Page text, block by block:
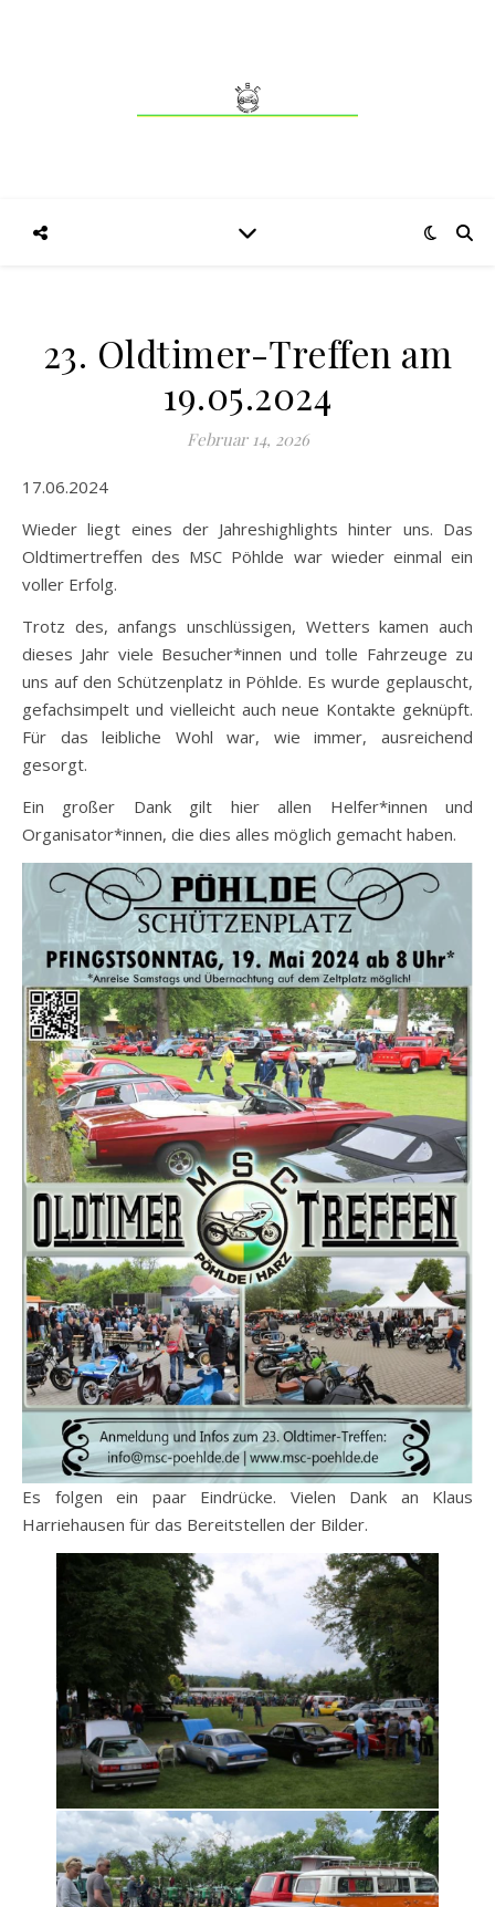
23. Oldtimer-Treffen am
19.05.2024
Februar 14, 2026
17.06.2024
Wieder liegt eines der Jahreshighlights hinter uns. Das
Oldtimertreffen des MSC Pöhlde war wieder einmal ein
voller Erfolg.
Trotz des, anfangs unschlüssigen, Wetters kamen auch
dieses Jahr viele Besucher*innen und tolle Fahrzeuge zu
uns auf den Schützenplatz in Pöhlde. Es wurde geplauscht,
gefachsimpelt und vielleicht auch neue Kontakte geknüpft.
Für das leibliche Wohl war, wie immer, ausreichend
gesorgt.
Ein großer Dank gilt hier allen Helfer*innen und
Organisator*innen, die dies alles möglich gemacht haben.
Es folgen ein paar Eindrücke. Vielen Dank an Klaus
Harriehausen für das Bereitstellen der Bilder.